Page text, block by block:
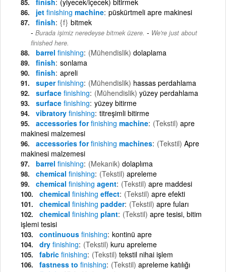
jet finishing machine püskürtmeli apre makinesi
finish {f} bitmek
Burada işimiz neredeyse bitmek üzere. - We're just about
finished here.
barrel finishing (Mühendislik) dolaplama
finish sonlama
finish apreli
superfinishing (Mühendislik) hassas perdahlama
surface finishing (Mühendislik) yüzey perdahlama
surface finishing yüzey bitirme
vibratory finishing titreşimli bitirme
accessories forfinishing machine (Tekstil) apre
makinesi malzemesi
accessories forfinishing machines (Tekstil) Apre
makinesi malzemesi
barrel finishing (Mekanik) dolaplıma
chemical finishing (Tekstil) apreleme
chemical finishing agent (Tekstil) apre maddesi
chemical finishing effect (Tekstil) apre efekti
chemical finishing padder (Tekstil) apre fuları
chemical finishing plant (Tekstil) apre tesisi, bitim
işlemi tesisi
continuous finishing kontinü apre
dry finishing (Tekstil) kuru apreleme
fabric finishing (Tekstil) tekstil nihai işlem
fastness to finishing (Tekstil) apreleme katılığı